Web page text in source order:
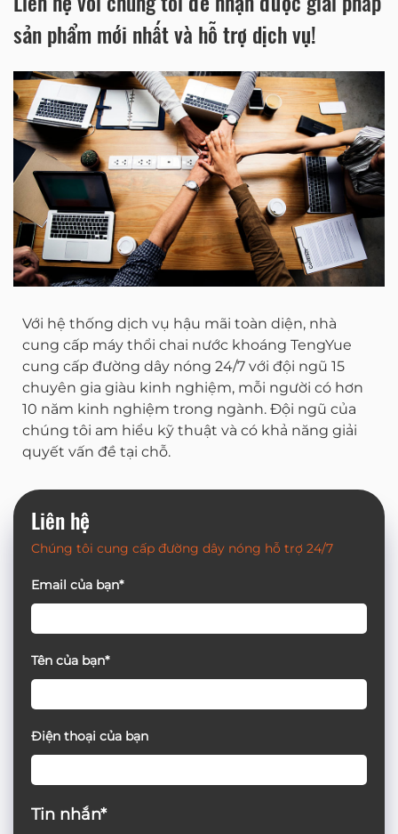
hàng, chúng tôi sẽ sắp xếp giao hàng
ngay lập tức.
Liên hệ với chúng tôi để nhận được giải pháp
sản phẩm mới nhất và hỗ trợ dịch vụ!
Với hệ thống dịch vụ hậu mãi toàn diện, nhà
cung cấp máy thổi chai nước khoáng TengYue
cung cấp đường dây nóng 24/7 với đội ngũ 15
chuyên gia giàu kinh nghiệm, mỗi người có hơn
10 năm kinh nghiệm trong ngành. Đội ngũ của
chúng tôi am hiểu kỹ thuật và có khả năng giải
quyết vấn đề tại chỗ.
Liên hệ
Chúng tôi cung cấp đường dây nóng hỗ trợ 24/7
Email của bạn*
Tên của bạn*
Điện thoại của bạn
Tin nhắn*